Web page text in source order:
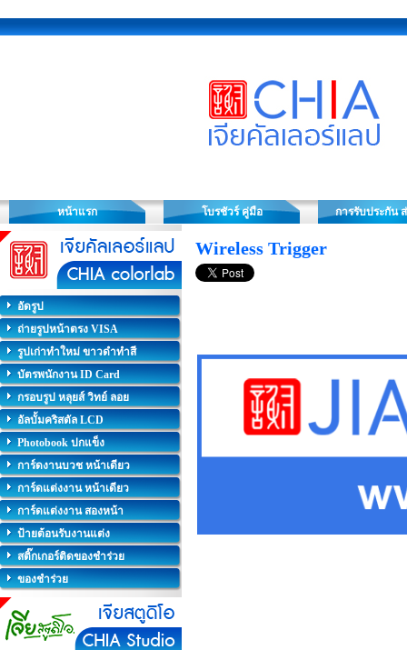
หน้าแรก โบรชัวร์ คู่มือ การรับประกัน
อัดรูป
ถ่ายรูปหน้าตรง VISA
รูปเก่าทำใหม่ ขาวดำทำสี
บัตรพนักงาน ID Card
กรอบรูป หลุยส์ วิทย์ ลอย
อัลบั้มคริสตัล LCD
Photobook ปกแข็ง
การ์ดงานบวช หน้าเดียว
การ์ดแต่งงาน หน้าเดียว
การ์ดแต่งงาน สองหน้า
ป้ายต้อนรับงานแต่ง
สติ๊กเกอร์ติดของชำร่วย
ของชำร่วย
Wireless Trigger